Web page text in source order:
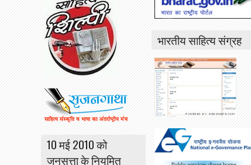
भारतीय साहित्य संग्रह
10 मई 2010 को
जनसत्ता के नियमित